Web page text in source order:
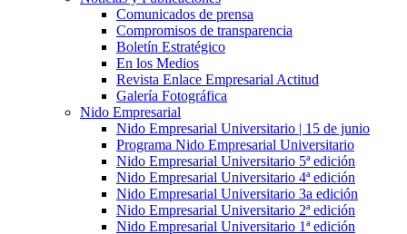
Comunicados de prensa
Compromisos de transparencia
Boletín Estratégico
En los Medios
Revista Enlace Empresarial Actitud
Galería Fotográfica
Nido Empresarial
Nido Empresarial Universitario | 15 de junio
Programa Nido Empresarial Universitario
Nido Empresarial Universitario 5ª edición
Nido Empresarial Universitario 4ª edición
Nido Empresarial Universitario 3a edición
Nido Empresarial Universitario 2ª edición
Nido Empresarial Universitario 1ª edición